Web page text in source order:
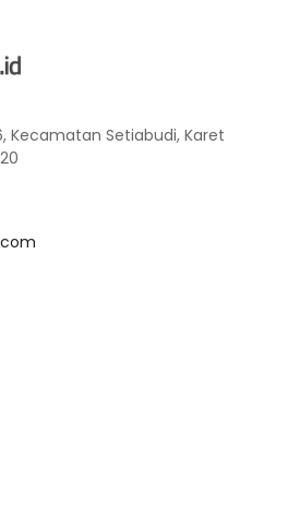
Kecamatan Setiabudi, Karet